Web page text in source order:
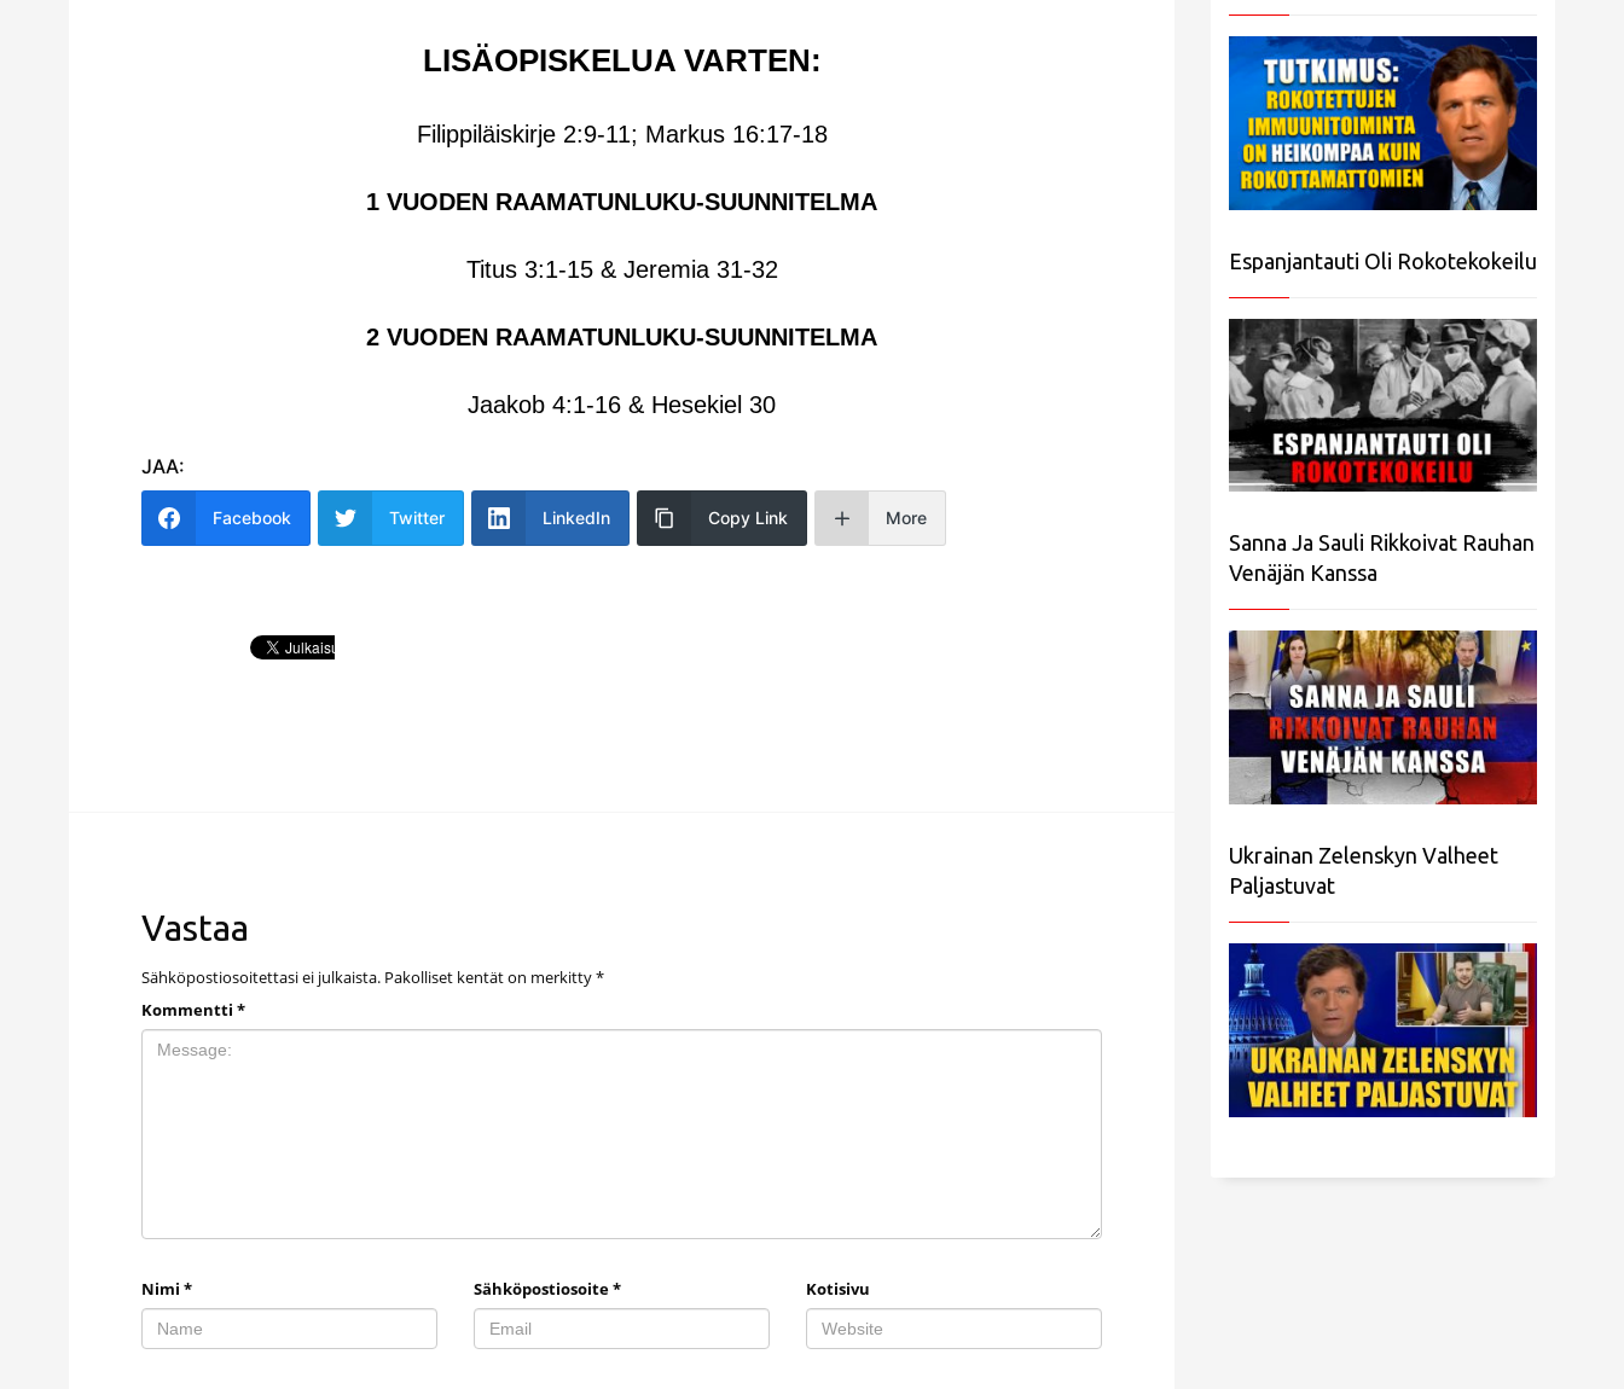
LISÄOPISKELUA VARTEN:
Filippiläiskirje 2:9-11; Markus 16:17-18
1 VUODEN RAAMATUNLUKU-SUUNNITELMA
Titus 3:1-15 & Jeremia 31-32
2 VUODEN RAAMATUNLUKU-SUUNNITELMA
Jaakob 4:1-16 & Hesekiel 30
JAA:
Facebook Twitter LinkedIn Copy Link More
Vastaa
Sähköpostiosoitettasi ei julkaista. Pakolliset kentät on merkitty*
Kommentti *
Nimi * Sähköpostiosoite* Kotisivu
Espanjantauti Oli Rokotekokeilu
Sanna Ja Sauli Rikkoivat Rauhan
Venäjän Kanssa
Ukrainan Zelenskyn Valheet
Paljastuvat